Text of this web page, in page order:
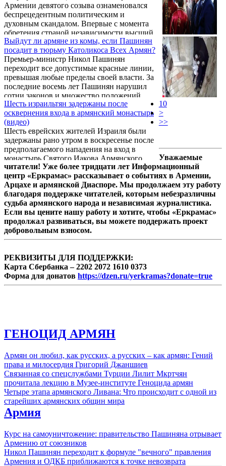
глубокую обеспокоенность уголовным
преследованием предстоятеля Армянской
Апостольской Церкви и шести епископов.
Армении девятого созыва ознаменовался
беспрецедентным политическим и
духовным скандалом. Впервые с момента
обретения страной независимости высший
законодательный орган начал свою
деятельность без традиционного
благословения Его Святейшества
Католикоса Всех Армян Гарегина II. Этот
шаг стал не просто нарушением протокола,
а откровенной демонстрацией того, что
правительство Пашиняна продолжает
целенаправленный курс на уничтожение
национальных и духовных институтов ...
Выйдут ли армяне из комы, если Пашинян
посадит в тюрьму Католикоса Всех Армян?
Премьер-министр Никол Пашинян
переходит все допустимые красные линии,
превышая любые пределы своей власти. За
последние восемь лет Пашинян нарушил
сотни законов и множество положений
Конституции. Между тем большое число
армян оказалось в тюрьме не за нарушение
закона, а лишь за то, что они с ним не
согласны, — за реализацию
основополагающего права, которым в
демократическом государстве должны
пользоваться все граждане.
Шесть израильтян задержаны после
осквернения входа в армянский монастырь
(видео)
Шесть еврейских жителей Израиля были
задержаны рано утром в воскресенье после
предполагаемого нападения на вход в
монастырь Святого Иакова Армянского
патриархата в Иерусалиме. Инцидент
произошел в Армянском квартале Старого
города и стал очередным сообщением о
нападениях на историческую армянскую
общину Иерусалима, сообщает The
Armenian Report.
10
>
>>
Уважаемые
читатели! Уже более тридцати лет Информационный
центр «Еркрамас» рассказывает о событиях в Армении,
Арцахе и армянской Диаспоре. Мы продолжаем эту работу
благодаря поддержке читателей, которым небезразличны
судьба армянского народа и независимая журналистика.
Если вы цените нашу работу и хотите, чтобы «Еркрамас»
продолжал развиваться, вы можете поддержать проект
добровольным взносом.
РЕКВИЗИТЫ ДЛЯ ПОДДЕРЖКИ:
Карта Сбербанка – 2202 2072 1610 0373
Форма для донатов https://dzen.ru/yerkramas?donate=true
ГЕНОЦИД АРМЯН
Армян он любил, как русских, а русских – как армян: Гений
права и милосердия Григорий Джаншиев
Связанная со спецслужбами Турции Лилит Мкртчян
прочитала лекцию в Музее-институте Геноцида армян
Четыре этапа армянского Ливана: Что происходит с одной из
старейших армянских общин мира
Армия
Курс на самоуничтожение: правительство Пашиняна отрывает
Армению от союзников
Никол Пашинян переходит к формуле "вечного" правления
Армения и ОДКБ приближаются к точке невозврата